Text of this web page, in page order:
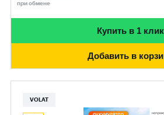
при обмене
Купить в 1 клик
Добавить в
VOLAT